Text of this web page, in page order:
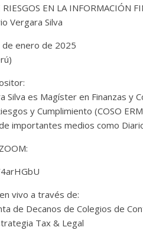
EN LA INFORMACIÓN
Vergara Silva
enero de 2025
Silva es Magíster en Finanzas y
y Cumplimiento (COSO
importantes medios como
vivo a través de:
de Decanos de Colegios de
Tax & Legal